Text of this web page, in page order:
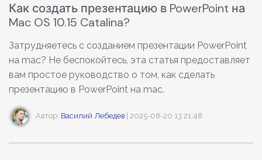
Издательство
Как создать презентацию в PowerPoint на
Mac OS 10.15 Catalina?
Затрудняетесь с созданием презентации PowerPoint
на mac? Не беспокойтесь, эта статья предоставляет
вам простое руководство о том, как сделать
презентацию в PowerPoint на mac.
Автор: Василий Лебедев | 2025-08-20 13:21:48